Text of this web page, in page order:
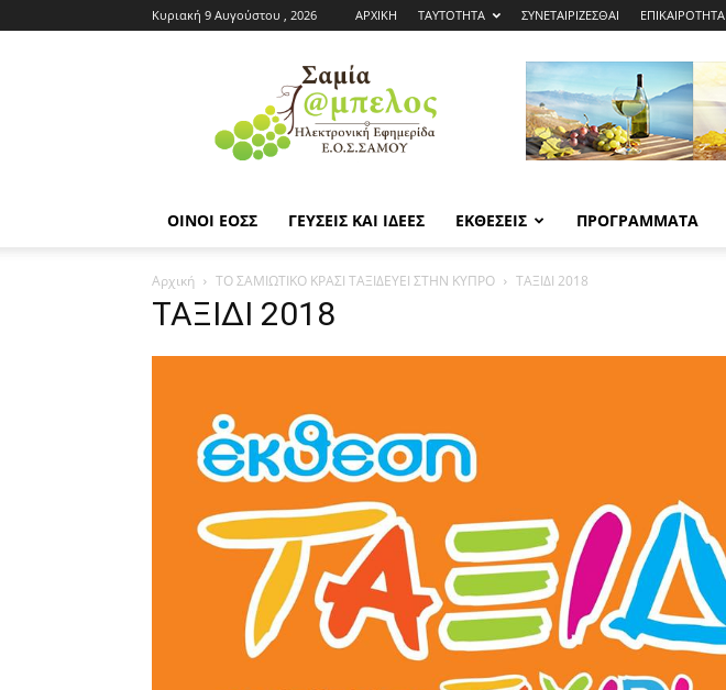
Κυριακή 9 Αυγούστου , 2026 ΑΡΧΙΚΗ ΤΑΥΤΟΤΗΤΑ ΣΥΝΕΤΑΙΡΙΖΕΣΘΑΙ ΕΠΙΚΑΙΡΟΤΗΤΑ
Εφημερίδα
ΕΟΣΣ
|
Σαμία
ΟΙΝΟΙ ΕΟΣΣ ΓΕΥΣΕΙΣ ΚΑΙ ΙΔΕΕΣ ΕΚΘΕΣΕΙΣ ΠΡΟΓΡΑΜΜΑΤΑ
Αρχική ΤΟ ΣΑΜΙΩΤΙΚΟ ΚΡΑΣΙ ΤΑΞΙΔΕΥΕΙ ΣΤΗΝ ΚΥΠΡΟ ΤΑΞΙΔΙ 2018
ΤΑΞΙΔΙ 2018